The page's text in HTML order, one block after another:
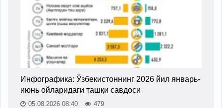
Инфографика: Ўзбекистоннинг 2026 йил январь-
июнь ойларидаги ташқи савдоси
05.08.2026 08:40 479